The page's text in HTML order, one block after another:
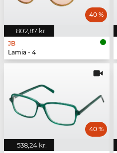
802,87 kr.
40 %
JB
Lamia - 4
538,24 kr.
40 %